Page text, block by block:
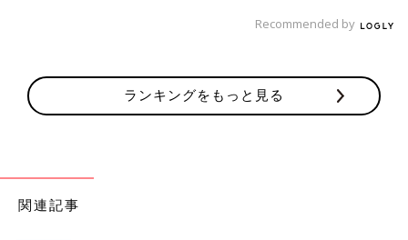
Recommended by
ランキングをもっと見る
関連記事